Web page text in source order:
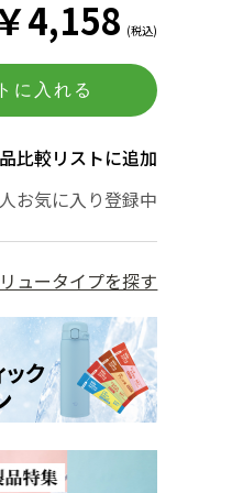
4,158 (税込)
に入れる
比較リストに追加
お気に入り登録中
ュータイプを探す